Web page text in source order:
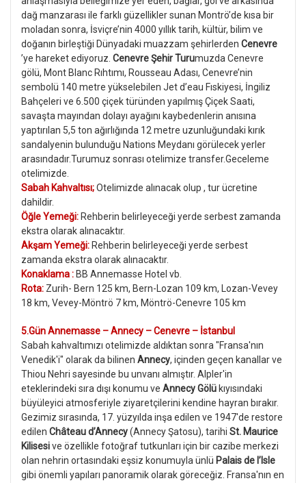
dağ manzarası ile farklı güzellikler sunan Montrö’de kısa bir
moladan sonra, İsviçre’nin 4000 yıllık tarih, kültür, bilim ve
doğanın birleştiği Dünyadaki muazzam şehirlerden Cenevre
’ye hareket ediyoruz. Cenevre Şehir Turumuzda Cenevre
gölü, Mont Blanc Rıhtımı, Rousseau Adası, Cenevre’nin
sembolü 140 metre yükselebilen Jet d’eau Fıskiyesi, İngiliz
Bahçeleri ve 6.500 çiçek türünden yapılmış Çiçek Saati,
savaşta mayından dolayı ayağını kaybedenlerin anısına
yaptırılan 5,5 ton ağırlığında 12 metre uzunluğundaki kırık
sandalyenin bulunduğu Nations Meydanı görülecek yerler
arasındadır.Turumuz sonrası otelimize transfer.Geceleme
otelimizde.
Sabah Kahvaltısı;Otelimizde alınacak olup , tur ücretine
dahildir.
Öğle Yemeği: Rehberin belirleyeceği yerde serbest zamanda
ekstra olarak alınacaktır.
Akşam Yemeği: Rehberin belirleyeceği yerde serbest
zamanda ekstra olarak alınacaktır.
Konaklama : BB Annemasse Hotel vb.
Rota: Zurih- Bern 125 km, Bern-Lozan 109 km, Lozan-Vevey
18 km, Vevey-Möntrö 7 km, Möntrö-Cenevre 105 km
5.Gün Annemasse – Annecy – Cenevre – İstanbul
Sabah kahvaltımızı otelimizde aldıktan sonra "Fransa'nın
Venedik'i" olarak da bilinen Annecy, içinden geçen kanallar ve
Thiou Nehri sayesinde bu unvanı almıştır. Alpler'in
eteklerindeki sıra dışı konumu ve Annecy Gölü kıyısındaki
büyüleyici atmosferiyle ziyaretçilerini kendine hayran bırakır.
Gezimiz sırasında, 17. yüzyılda inşa edilen ve 1947'de restore
edilen Château d’Annecy(Annecy Şatosu), tarihi St. Maurice
Kilisesive özellikle fotoğraf tutkunları için bir cazibe merkezi
olan nehrin ortasındaki eşsiz konumuyla ünlü Palais de l’Isle
gibi önemli yapıları panoramik olarak göreceğiz. Fransa'nın en